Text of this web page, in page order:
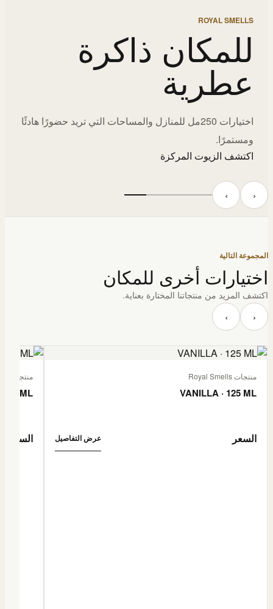
ROYAL SMELLS
للمكان ذاكرة
عطرية
اختيارات 250مل للمنازل والمساحات التي تريد حضورًا هادئًا
ومستمرًا.
اكتشف الزيوت المركزة
‹ ›
المجموعة التالية
اختيارات أخرى للمكان
اكتشف المزيد من منتجاتنا المختارة بعناية.
‹ ›
منتجات Royal Smells
VANILLA · 125 ML
السعر عرض التفاصيل
منتجات Royal Smells
ML
السعر